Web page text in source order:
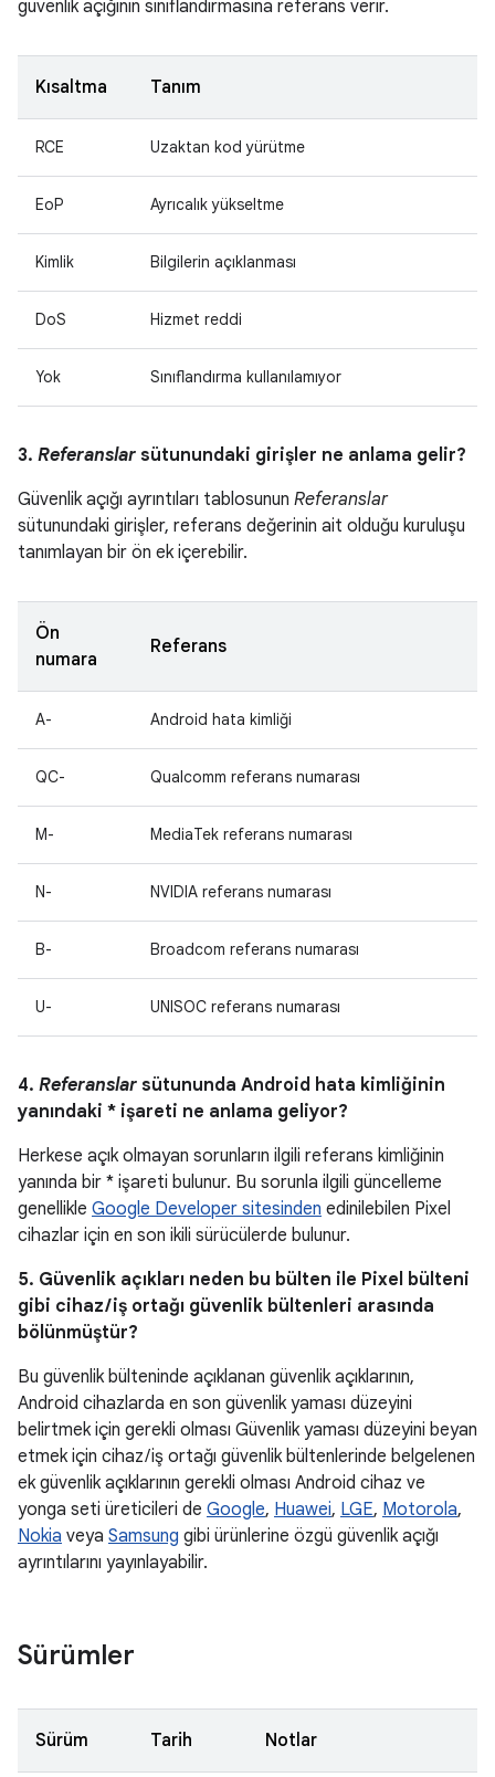
güvenlik açığının sınıflandırmasına referans verir.
Kısaltma Tanım
RCE Uzaktan kod yürütme
EoP Ayrıcalık yükseltme
Kimlik Bilgilerin açıklanması
DoS Hizmet reddi
Yok Sınıflandırma kullanılamıyor
3. Referanslar sütunundaki girişler ne anlama gelir?
Güvenlik açığı ayrıntıları tablosunun Referanslar
sütunundaki girişler, referans değerinin ait olduğu kuruluşu
tanımlayan bir ön ek içerebilir.
Ön
numara
Referans
A- Android hata kimliği
QC- Qualcomm referans numarası
M- MediaTek referans numarası
N- NVIDIA referans numarası
B- Broadcom referans numarası
U- UNISOC referans numarası
4. Referanslar sütununda Android hata kimliğinin
yanındaki * işareti ne anlama geliyor?
Herkese açık olmayan sorunların ilgili referans kimliğinin
yanında bir * işareti bulunur. Bu sorunla ilgili güncelleme
genellikle Google Developer sitesinden edinilebilen Pixel
cihazlar için en son ikili sürücülerde bulunur.
5. Güvenlik açıkları neden bu bülten ile Pixel bülteni
gibi cihaz / iş ortağı güvenlik bültenleri arasında
bölünmüştür?
Bu güvenlik bülteninde açıklanan güvenlik açıklarının,
Android cihazlarda en son güvenlik yaması düzeyini
belirtmek için gerekli olması Güvenlik yaması düzeyini beyan
etmek için cihaz / iş ortağı güvenlik bültenlerinde belgelenen
ek güvenlik açıklarının gerekli olması Android cihaz ve
yonga seti üreticileri de Google, Huawei, LGE, Motorola,
Nokia veya Samsung gibi ürünlerine özgü güvenlik açığı
ayrıntılarını yayınlayabilir.
Sürümler
Sürüm Tarih Notlar